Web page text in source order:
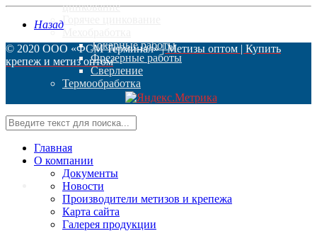
цинкование
Горячее цинкование
Мехобработка
Токарные работы
Фрезерные работы
Сверление
Термообработка
Калькулятор
Доставка
Назад
© 2020 ООО «ФСМ Терминал»| Метизы оптом | Купить
крепеж и метиз оптом
Главная
О компании
Документы
Новости
Производители метизов и крепежа
Карта сайта
Галерея продукции